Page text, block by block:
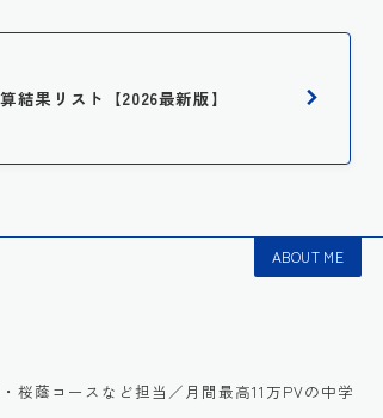
結果リスト【2026最新版】
ABOUT ME
桜蔭コースなど担当／月間最高11万PVの中学